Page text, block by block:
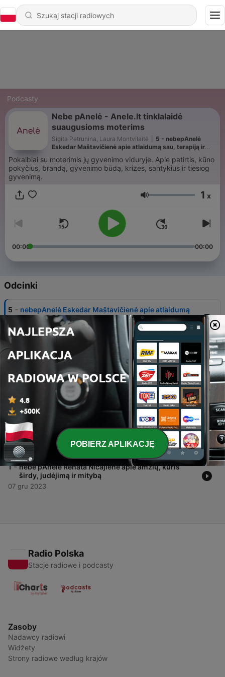
Podcasty
Nebe pAnelė - Anele.lt tinklalaidė
suaugusioms moterims
Sigita Petrunina, Laura Montvilaitė
5 - nebepAnelė
Eskedar Maštavičienė apie atlaidumą sau, terapiją ir
kaip paleisti nerimą
Pokalbiai su moterimis jų gyvenimo viduryje. Apie patirtis, kūno
pokyčius, brandą, gyvenimo būdą, krizes, santykius ir tiesiog
gyvenimą.
Głośność 1 x
00:00 00:00
Odcinki
5 - nebepAnelė Eskedar Maštavičienė apie atlaidumą
sau, terapiją ir kaip paleisti nerimą
12 sty 2024
-
nebepAnelė Viktorija Urbonaitė apie gražiausius
savo metus, laimę, mėgstančią tyla ir dar daugiau
nebepAnelė Laura Montvilaitė apie Anele.lt ir
gyvenimą po keturiasdešimties
08 lis 2023
-
nebepAnelė Sigita Petrunina apie Anele.lt projektą
ir kodėl jo reikėjo
08 lis 2023
1 - nebe pAnelė Renata Ničajienė apie amžių, kuris
širdy, judėjimą ir mitybą
07 gru 2023
Radio Polska
Stacje radiowe i podcasty
Zasoby
Nadawcy radiowi
Widżety
Strony radiowe według krajów
POBIERZ APLIKACJĘ